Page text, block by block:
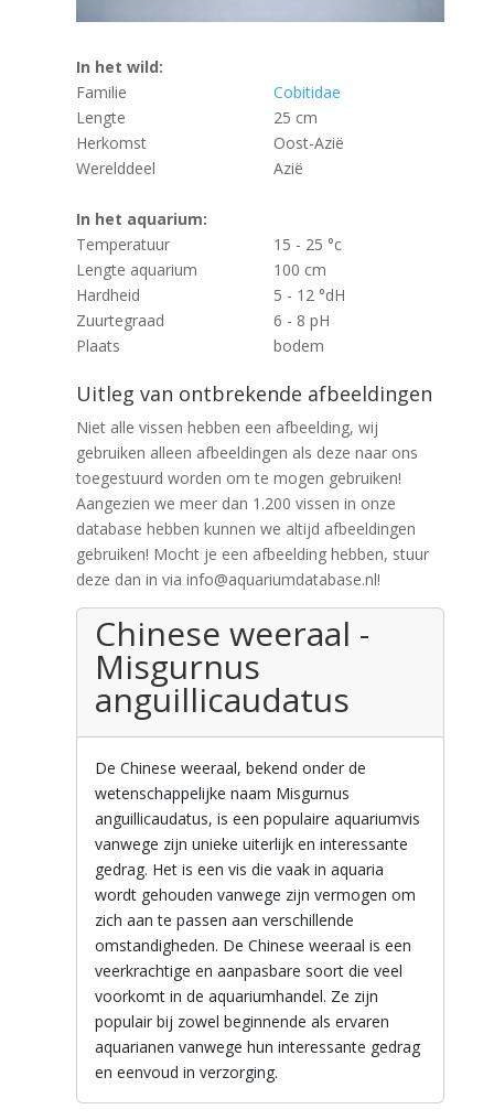
In het wild:
Familie
Cobitidae
Lengte
25 cm
Herkomst
Oost-Azië
Werelddeel
Azië
In het aquarium:
Temperatuur
15 - 25 °c
Lengte aquarium
100 cm
Hardheid
5 - 12 °dH
Zuurtegraad
6 - 8 pH
Plaats
bodem
Uitleg van ontbrekende afbeeldingen
Niet alle vissen hebben een afbeelding, wij
gebruiken alleen afbeeldingen als deze naar ons
toegestuurd worden om te mogen gebruiken!
Aangezien we meer dan 1.200 vissen in onze
database hebben kunnen we altijd afbeeldingen
gebruiken! Mocht je een afbeelding hebben, stuur
deze dan in via info@aquariumdatabase.nl!
Chinese weeraal -
Misgurnus
anguillicaudatus
De Chinese weeraal, bekend onder de
wetenschappelijke naam Misgurnus
anguillicaudatus, is een populaire aquariumvis
vanwege zijn unieke uiterlijk en interessante
gedrag. Het is een vis die vaak in aquaria
wordt gehouden vanwege zijn vermogen om
zich aan te passen aan verschillende
omstandigheden. De Chinese weeraal is een
veerkrachtige en aanpasbare soort die veel
voorkomt in de aquariumhandel. Ze zijn
populair bij zowel beginnende als ervaren
aquarianen vanwege hun interessante gedrag
en eenvoud in verzorging.